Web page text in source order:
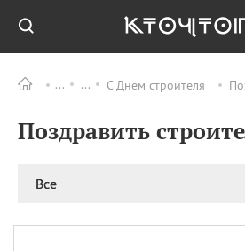
С Днем строителя
Поздравить
Все
06.08